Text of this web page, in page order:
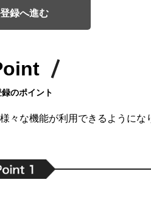
録へ進む
のポイント
様々な機能が利用できるようにな